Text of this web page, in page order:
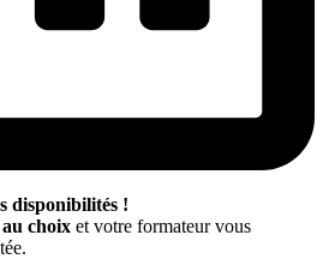
disponibilités !
au choix et votre formateur vous